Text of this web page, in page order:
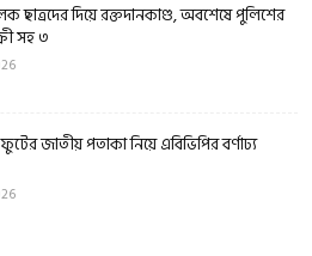
ছাত্রদের দিয়ে রক্তদানকাণ্ড, অবশেষে পুলিশের
সহ ৩
জাতীয় পতাকা নিয়ে এবিভিপির বর্ণাঢ্য